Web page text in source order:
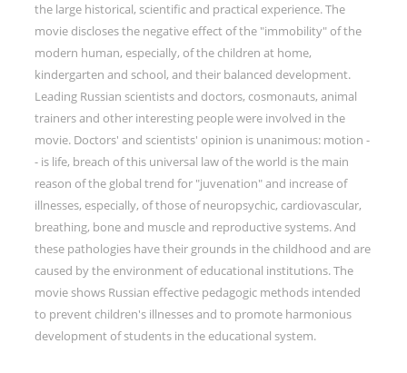
the large historical, scientific and practical experience. The
movie discloses the negative effect of the "immobility" of the
modern human, especially, of the children at home,
kindergarten and school, and their balanced development.
Leading Russian scientists and doctors, cosmonauts, animal
trainers and other interesting people were involved in the
movie. Doctors' and scientists' opinion is unanimous: motion -
- is life, breach of this universal law of the world is the main
reason of the global trend for "juvenation" and increase of
illnesses, especially, of those of neuropsychic, cardiovascular,
breathing, bone and muscle and reproductive systems. And
these pathologies have their grounds in the childhood and are
caused by the environment of educational institutions. The
movie shows Russian effective pedagogic methods intended
to prevent children's illnesses and to promote harmonious
development of students in the educational system.